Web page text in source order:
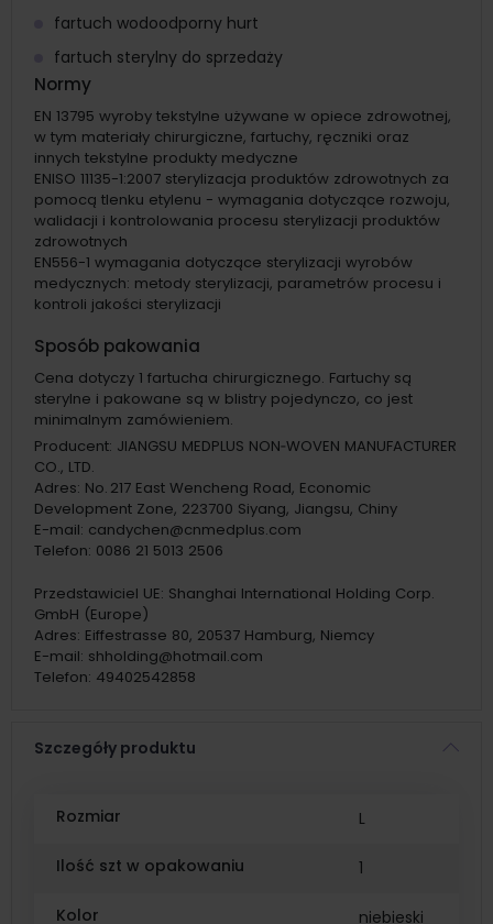
fartuch wodoodporny hurt
fartuch sterylny do sprzedaży
Normy
EN 13795 wyroby tekstylne używane w opiece zdrowotnej,
w tym materiały chirurgiczne, fartuchy, ręczniki oraz
innych tekstylne produkty medyczne
ENISO 11135-1:2007 sterylizacja produktów zdrowotnych za
pomocą tlenku etylenu - wymagania dotyczące rozwoju,
walidacji i kontrolowania procesu sterylizacji produktów
zdrowotnych
EN556-1 wymagania dotyczące sterylizacji wyrobów
medycznych: metody sterylizacji, parametrów procesu i
kontroli jakości sterylizacji
Sposób pakowania
Cena dotyczy 1 fartucha chirurgicznego. Fartuchy są
sterylne i pakowane są w blistry pojedynczo, co jest
minimalnym zamówieniem.
Producent: JIANGSU MEDPLUS NON‑WOVEN MANUFACTURER
CO., LTD.
Adres: No. 217 East Wencheng Road, Economic
Development Zone, 223700 Siyang, Jiangsu, Chiny
E-mail: candychen@cnmedplus.com
Telefon: 0086 21 5013 2506
Przedstawiciel UE: Shanghai International Holding Corp.
GmbH (Europe)
Adres: Eiffestrasse 80, 20537 Hamburg, Niemcy
E-mail: shholding@hotmail.com
Telefon: 49402542858
Szczegóły produktu
Rozmiar L
Ilość szt w opakowaniu 1
Kolor niebieski